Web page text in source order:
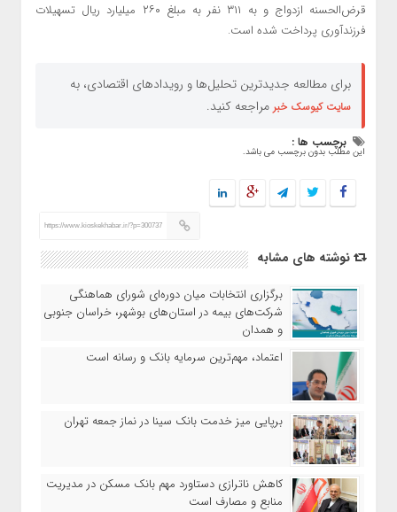
قرض‌الحسنه ازدواج و به ۳۱۱ نفر به مبلغ ۲۶۰ میلیارد ریال تسهیلات
فرزندآوری پرداخت شده است.
برای مطالعه جدیدترین تحلیل‌ها و رویدادهای اقتصادی، به
سایت کیوسک خبر مراجعه کنید.
برچسب ها :
این مطلب بدون برچسب می باشد.
https://www.kioskekhabar.ir/?p=300737
نوشته های مشابه
برگزاری انتخابات میان دوره‌ای شورای هماهنگی
شرکت‌های بیمه در استان‌های بوشهر، خراسان جنوبی
و همدان
اعتماد، مهم‌ترین سرمایه بانک و رسانه است
برپایی میز خدمت بانک سینا در نماز جمعه تهران
کاهش ناترازی دستاورد مهم بانک مسکن در مدیریت
منابع و مصارف است